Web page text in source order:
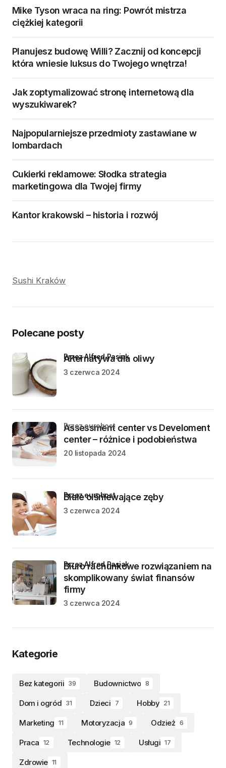
Mike Tyson wraca na ring: Powrót mistrza
ciężkiej kategorii
Planujesz budowę Willi? Zacznij od koncepcji
która wniesie luksus do Twojego wnętrza!
Jak zoptymalizować stronę internetową dla
wyszukiwarek?
Najpopularniejsze przedmioty zastawiane w
lombardach
Cukierki reklamowe: Słodka strategia
marketingowa dla Twojej firmy
Kantor krakowski – historia i rozwój
Sushi Kraków
Polecane posty
Alternatywa dla oliwy
przez Alfred Pasiak
3 czerwca 2024
Assessment center vs Develoment
center – różnice i podobieństwa
przez eurohost
20 listopada 2024
Białe olśniewające zęby
przez eurohost
3 czerwca 2024
Biuro rachunkowe rozwiązaniem na
skomplikowany świat finansów
firmy
przez Alfred Pasiak
3 czerwca 2024
Kategorie
Bez kategorii 39 Budownictwo 8
Dom i ogród 31 Dzieci 7 Hobby 21
Marketing 11 Motoryzacja 9 Odzież 6
Praca 12 Technologie 12 Usługi 17
Zdrowie 11